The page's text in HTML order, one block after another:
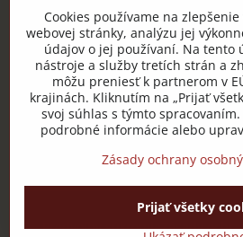
Železničná 22, 044 14 Čaňa
IČO: 48181757
DIČ: 2120085451
IČ DPH: SK2120085451
Užitočné odkazy
©2026
Predvoľby súkromiaZásady
Cookies používame na
webovej stránky, analýzu jej
údajov o jej používaní. Na tento
nástroje a služby tretích strán a
môžu preniesť k partnerom v
krajinách. Kliknutím na „Prijať
svoj súhlas s týmto
podrobné informácie alebo
Zásady ochrany
Prijať všetky